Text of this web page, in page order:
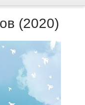
(2020)